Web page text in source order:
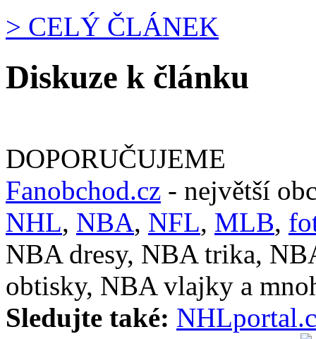
> CELÝ ČLÁNEK
Diskuze k článku
DOPORUČUJEME
Fanobchod.cz - největší
NHL, NBA, NFL, MLB,
NBA dresy, NBA trika,
obtisky, NBA vlajky a
Sledujte také: